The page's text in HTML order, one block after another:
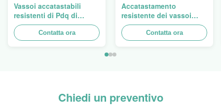
Vassoi accatastabili
resistenti di Pdq di
progettazione di Costco
a vendere tenda, carico
100kgs
Contatta ora
Accatastamento
resistente dei vassoi
doppi del cartone PDQ
per la promozione le
spezie/alimenti
Contatta ora
Chiedi un preventivo